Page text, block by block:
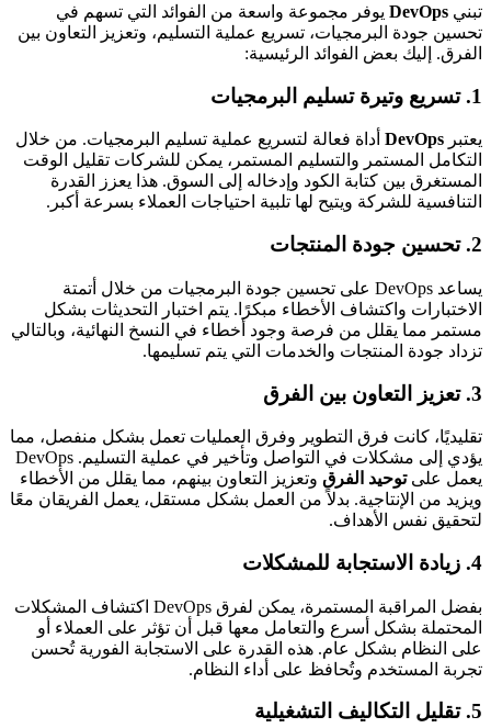
تبني DevOps يوفر مجموعة واسعة من الفوائد التي تسهم في
تحسين جودة البرمجيات، تسريع عملية التسليم، وتعزيز التعاون بين
الفرق. إليك بعض الفوائد الرئيسية:
1. تسريع وتيرة تسليم البرمجيات
يعتبر DevOps أداة فعالة لتسريع عملية تسليم البرمجيات. من خلال
التكامل المستمر والتسليم المستمر، يمكن للشركات تقليل الوقت
المستغرق بين كتابة الكود وإدخاله إلى السوق. هذا يعزز القدرة
التنافسية للشركة ويتيح لها تلبية احتياجات العملاء بسرعة أكبر.
2. تحسين جودة المنتجات
يساعد DevOps على تحسين جودة البرمجيات من خلال أتمتة
الاختبارات واكتشاف الأخطاء مبكرًا. يتم اختبار التحديثات بشكل
مستمر مما يقلل من فرصة وجود أخطاء في النسخ النهائية، وبالتالي
تزداد جودة المنتجات والخدمات التي يتم تسليمها.
3. تعزيز التعاون بين الفرق
تقليديًا، كانت فرق التطوير وفرق العمليات تعمل بشكل منفصل، مما
يؤدي إلى مشكلات في التواصل وتأخير في عملية التسليم. DevOps
يعمل علىتوحيد الفرق وتعزيز التعاون بينهم، مما يقلل من الأخطاء
ويزيد من الإنتاجية. بدلاً من العمل بشكل مستقل، يعمل الفريقان معًا
لتحقيق نفس الأهداف.
4. زيادة الاستجابة للمشكلات
بفضل المراقبة المستمرة، يمكن لفرق DevOps اكتشاف المشكلات
المحتملة بشكل أسرع والتعامل معها قبل أن تؤثر على العملاء أو
على النظام بشكل عام. هذه القدرة على الاستجابة الفورية تُحسن
تجربة المستخدم وتُحافظ على أداء النظام.
5. تقليل التكاليف التشغيلية